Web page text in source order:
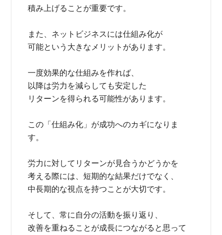
積み上げることが重要です。
また、ネットビジネスには仕組み化が
可能という大きなメリットがあります。
一度効果的な仕組みを作れば、
以降は労力を減らしても安定した
リターンを得られる可能性があります。
この「仕組み化」が成功へのカギになりま
す。
労力に対してリターンが見合うかどうかを
考える際には、短期的な結果だけでなく、
中長期的な視点を持つことが大切です。
そして、常に自分の活動を振り返り、
改善を重ねることが成長につながると思って